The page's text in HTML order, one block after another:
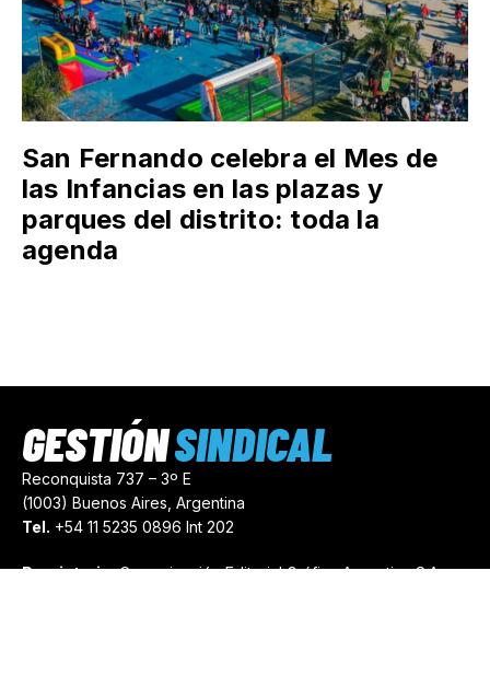
San Fernando celebra el Mes de
las Infancias en las plazas y
parques del distrito: toda la
agenda
Reconquista 737 – 3º E
(1003) Buenos Aires, Argentina
Tel. +54 11 5235 0896 Int 202
Propietario:Comunicación Editorial Gráfica Argentina S.A.
GESTIÓNSINDICAL